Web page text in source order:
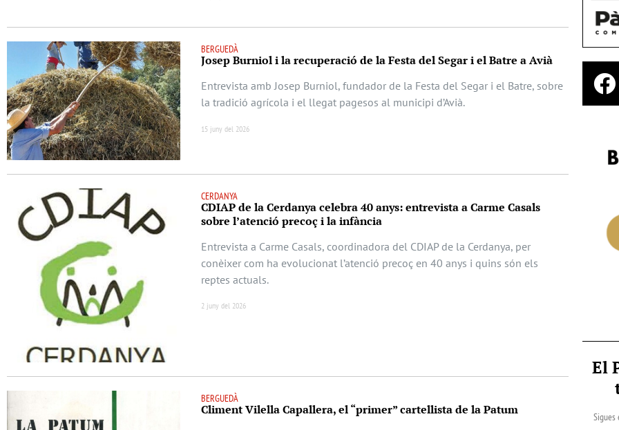
BERGUEDÀ
Josep Burniol i la recuperació de la Festa del Segar i el Batre a Avià
Entrevista amb Josep Burniol, fundador de la Festa del Segar i el Batre, sobre
la tradició agrícola i el llegat pagesos al municipi d’Avià.
15 juny del 2026
CERDANYA
CDIAP de la Cerdanya celebra 40 anys: entrevista a Carme Casals
sobre l’atenció precoç i la infància
Entrevista a Carme Casals, coordinadora del CDIAP de la Cerdanya, per
conèixer com ha evolucionat l’atenció precoç en 40 anys i quins són els
reptes actuals.
2 juny del 2026
BERGUEDÀ
Climent Vilella Capallera, el “primer” cartellista de la Patum
El